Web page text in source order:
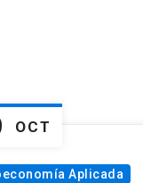
OCT
Aplicada